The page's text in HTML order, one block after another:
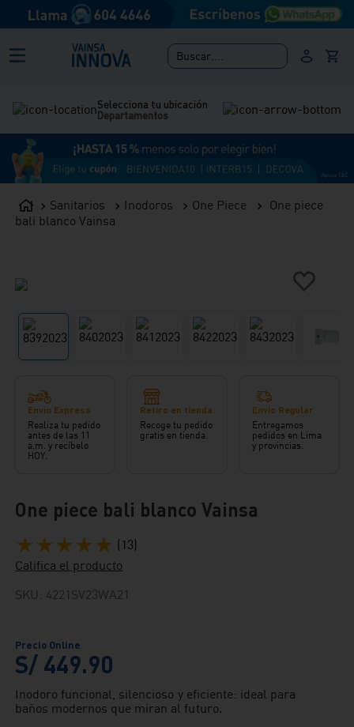
Buscar....
Selecciona tu ubicación
Departamentos
Sanitarios Inodoros One Piece
One piece
bali blanco Vainsa
Envío Express
Realiza tu pedido
antes de las 11
a.m. y recíbelo
HOY.
Retiro en tienda
Recoge tu pedido
gratis en tienda.
Envío Regular
Entregamos
pedidos en Lima
y provincias.
One piece bali blanco Vainsa
★★★★★ ( 13)
Califica el producto
SKU : 4221SV23WA21
S/ 449.90
Inodoro funcional, silencioso y eficiente: ideal para
baños modernos que miran al futuro.